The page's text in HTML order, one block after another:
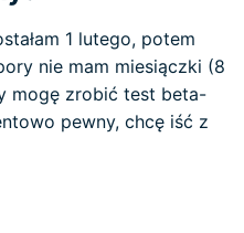
1 lutego, potem
nie mam miesiączki (8
mogę zrobić test beta-
pewny, chcę iść z